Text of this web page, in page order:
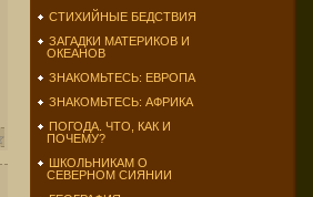
СТИХИЙНЫЕ БЕДСТВИЯ
ЗАГАДКИ МАТЕРИКОВ И
ОКЕАНОВ
ЗНАКОМЬТЕСЬ: ЕВРОПА
ЗНАКОМЬТЕСЬ: АФРИКА
ПОГОДА. ЧТО, КАК И
ПОЧЕМУ?
ШКОЛЬНИКАМ О
СЕВЕРНОМ СИЯНИИ